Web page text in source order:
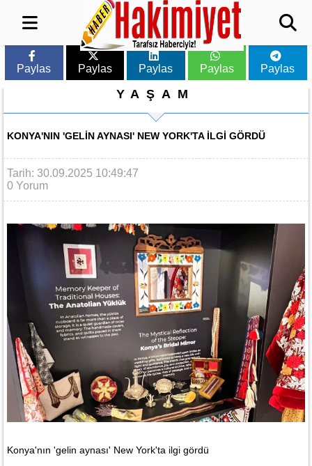
Paylas Paylas Paylas Paylas Paylas
YAŞAM
KONYA'NIN 'GELIN AYNASI' NEW YORK'TA ILGI GÖRDÜ
Tarih: 30.09.2025 10:49:47
0 Yorum
Konya'nın 'gelin aynası' New York'ta ilgi gördü